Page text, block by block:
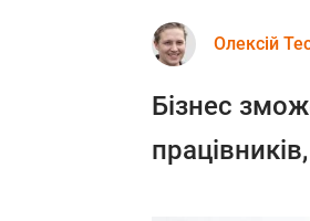
Олексій
Бізнес